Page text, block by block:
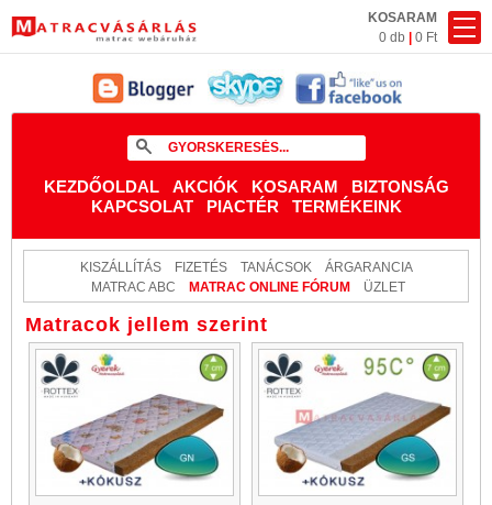
KOSARAM
0 db
0 Ft
KEZDŐOLDAL AKCIÓK KOSARAM
BIZTONSÁG
KAPCSOLAT
PIACTÉR TERMÉKEINK
KISZÁLLÍTÁS FIZETÉS TANÁCSOK
ÁRGARANCIA
MATRAC ABC
MATRAC ONLINE FÓRUM ÜZLET
Matracok jellem szerint